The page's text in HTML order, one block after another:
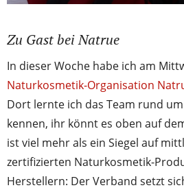
Zu Gast bei Natrue
In dieser Woche habe ich am
Naturkosmetik-Organisation
Dort lernte ich das Team rund
kennen, ihr könnt es oben auf
ist viel mehr als ein Siegel auf
zertifizierten Naturkosmetik-
Herstellern: Der Verband setzt